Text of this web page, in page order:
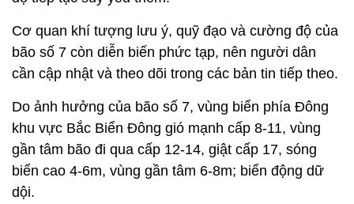
Cơ quan khí tượng lưu ý, quỹ đạo và cường độ của
bão số 7 còn diễn biến phức tạp, nên người dân
cần cập nhật và theo dõi trong các bản tin tiếp theo.
Do ảnh hưởng của bão số 7, vùng biển phía Đông
khu vực Bắc Biển Đông gió mạnh cấp 8-11, vùng
gần tâm bão đi qua cấp 12-14, giật cấp 17, sóng
biển cao 4-6m, vùng gần tâm 6-8m; biển động dữ
dội.